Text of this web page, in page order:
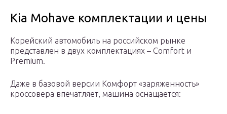
Kia Mohave комплектации и цены
Корейский автомобиль на российском рынке
представлен в двух комплектациях – Comfort и
Premium.
Даже в базовой версии Комфорт «заряженность»
кроссовера впечатляет, машина оснащается: